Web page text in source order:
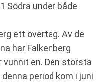
Södra under både
ett övertag. Av de
har Falkenberg
vunnit en. Den största
period kom i juni